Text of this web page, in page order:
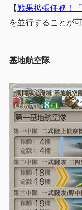
【戦果拡張任務！
を並行することが可
基地航空隊